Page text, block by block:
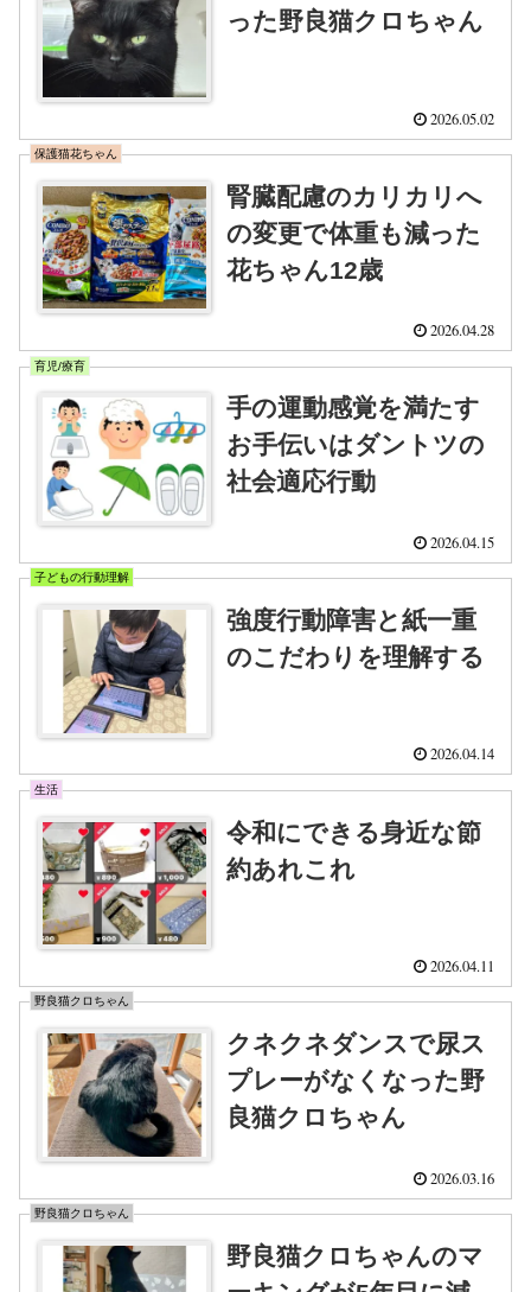
った野良猫クロちゃん
2026.05.02
保護猫花ちゃん
腎臓配慮のカリカリへ
の変更で体重も減った
花ちゃん12歳
2026.04.28
育児/療育
手の運動感覚を満たす
お手伝いはダントツの
社会適応行動
2026.04.15
子どもの行動理解
強度行動障害と紙一重
のこだわりを理解する
2026.04.14
生活
令和にできる身近な節
約あれこれ
2026.04.11
野良猫クロちゃん
クネクネダンスで尿ス
プレーがなくなった野
良猫クロちゃん
2026.03.16
野良猫クロちゃん
野良猫クロちゃんのマ